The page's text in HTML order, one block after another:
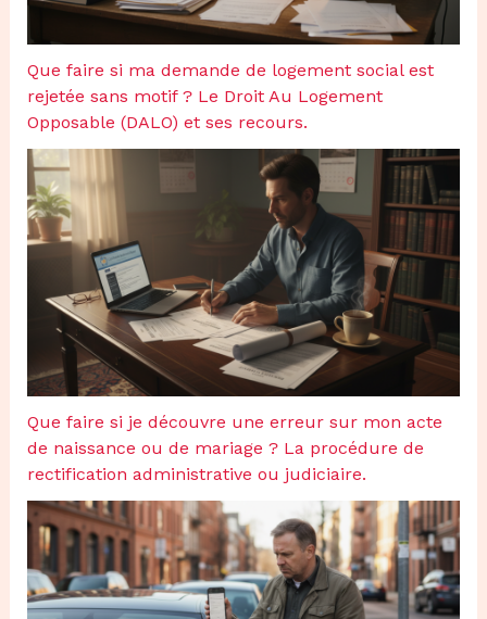
Que faire si ma demande de logement social est
rejetée sans motif ? Le Droit Au Logement
Opposable (DALO) et ses recours.
Que faire si je découvre une erreur sur mon acte
de naissance ou de mariage ? La procédure de
rectification administrative ou judiciaire.